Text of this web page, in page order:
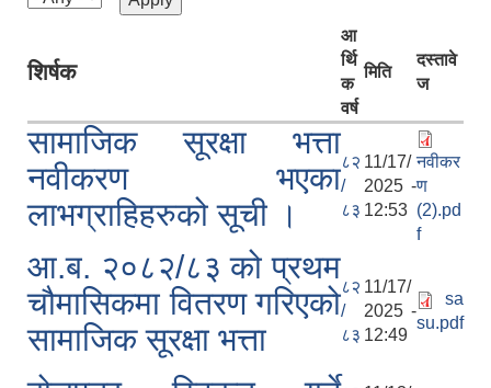
शिर्षक
आ
र्थि
क
वर्ष
मिति
दस्तावे
ज
सामाजिक सूरक्षा भत्ता
नवीकरण भएका
लाभग्राहिहरुको सूची ।
८२
/
८३
11/17/
2025 -
12:53
नवीकर
ण
(2).pd
f
आ.ब. २०८२/८३ को प्रथम
चौमासिकमा वितरण गरिएको
सामाजिक सूरक्षा भत्ता
८२
/
८३
11/17/
2025 -
12:49
sa
su.pdf